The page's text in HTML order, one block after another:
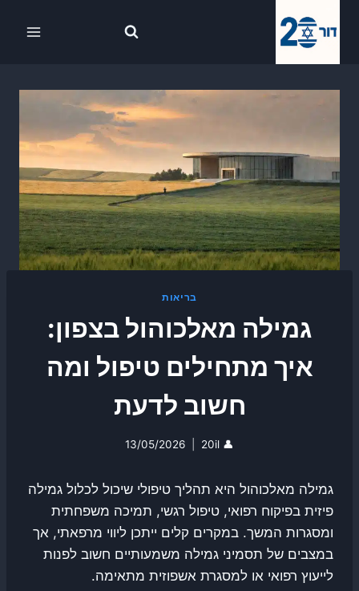
בריאות
גמילה מאלכוהול בצפון:
איך מתחילים טיפול ומה
חשוב לדעת
👤
20il
13/05/2026
גמילה מאלכוהול היא תהליך טיפולי שיכול לכלול גמילה
פיזית בפיקוח רפואי, טיפול רגשי, תמיכה משפחתית
ומסגרות המשך. במקרים קלים ייתכן ליווי מרפאתי, אך
במצבים של תסמיני גמילה משמעותיים חשוב לפנות
לייעוץ רפואי או למסגרת אשפוזית מתאימה.